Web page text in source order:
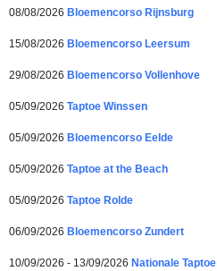
08/08/2026 Bloemencorso Rijnsburg
15/08/2026 Bloemencorso Leersum
29/08/2026 Bloemencorso Vollenhove
05/09/2026 Taptoe Winssen
05/09/2026 Bloemencorso Eelde
05/09/2026 Taptoe at the Beach
05/09/2026 Taptoe Rolde
06/09/2026 Bloemencorso Zundert
10/09/2026 - 13/09/2026 Nationale Taptoe